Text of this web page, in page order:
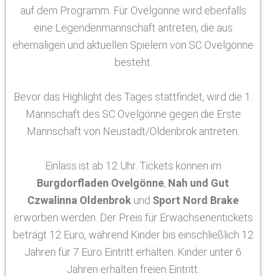
auf dem Programm. Für Ovelgönne wird ebenfalls
eine Legendenmannschaft antreten, die aus
ehemaligen und aktuellen Spielern von SC Ovelgönne
besteht.
Bevor das Highlight des Tages stattfindet, wird die 1.
Mannschaft des SC Ovelgönne gegen die Erste
Mannschaft von Neustadt/Oldenbrok antreten.
Einlass ist ab 12 Uhr. Tickets können im
Burgdorfladen Ovelgönne, Nah und Gut
Czwalinna Oldenbrok und Sport Nord Brake
erworben werden. Der Preis für Erwachsenentickets
beträgt 12 Euro, während Kinder bis einschließlich 12
Jahren für 7 Euro Eintritt erhalten. Kinder unter 6
Jahren erhalten freien Eintritt.